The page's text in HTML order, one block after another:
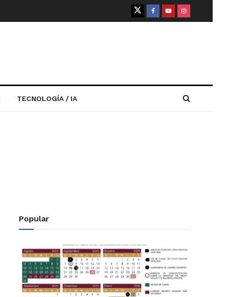
TECNOLOGÍA / IA
Popular